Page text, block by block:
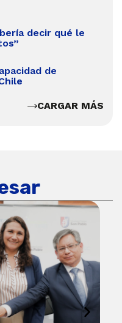
decir qué le
de
CARGAR MÁS